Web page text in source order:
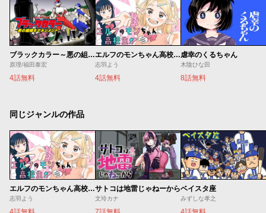
ブラックカラー～悪の組織をマネジメント～
原理/福田泰宏
4話無料
エルフのモンちゃん高校生!!
志羽よう
4話無料
虐幸のくるちゃん
木陰ひな田
8話無料
同じジャンルの作品
エルフのモンちゃん高校生!!
志羽よう
サトコは地雷じゃねーから
文玲カナ
ベイスタ座
みずしな孝之